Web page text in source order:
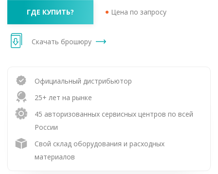
ГДЕ КУПИТЬ? Цена по запросу
Скачать брошюру
Официальный дистрибьютор
25+ лет на рынке
45 авторизованных сервисных центров по всей
России
Свой склад оборудования и расходных
материалов